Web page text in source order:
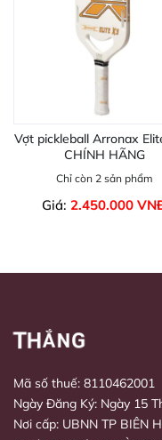
Vợt pickleball Arronax
CHÍNH HÃNG
Chỉ còn 2 sản phẩm
Giá: 2.450.000
Mã số thuế: 8110462001
Ngày Đăng Ký: Ngày 15
Nơi cấp: UBNN TP BIÊN